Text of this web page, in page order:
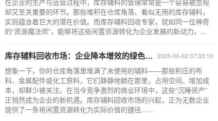
在企业的生产与运营过程中，库存辅料的管理常常是一个容易被忽视
却又至关重要的环节。那些堆积在仓库角落、看似无用的库存辅料，
实则蕴含着巨大的潜在价值。而库存辅料回收专家，就如同一位神奇
的“资源魔法师”，能够将这些闲置资源转化为企业发展的新动力。...
2025-06-02 07:33:10
库存辅料回收市场：企业降本增效的绿色通道
想象一下，你的仓库角落里堆满了未使用的辅料——那些积压的布
料、金属配件或化工原料，它们静静地躺在那里，占用空间、增加成
本，却鲜少被关注。在当今竞争激烈的商业环境中，这些“沉睡资产”
正悄然成为企业的新机遇。库存辅料回收市场的兴起，正为无数企业
提供了一条将闲置资源转化为实际价值的捷径......